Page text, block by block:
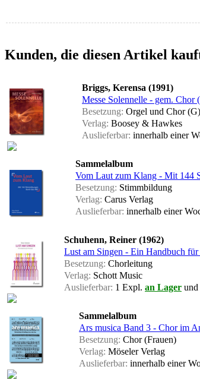
Kunden, die diesen Artikel
Briggs, Kerensa (1991)
Messe Solennelle - gem.
Besetzung: Orgel und Chor (G)
Verlag: Boosey & Hawkes
Auslieferbar: innerhalb einer
Sammelalbum
Vom Laut zum Klang - Mit 144
Besetzung: Stimmbildung
Verlag: Carus Verlag
Auslieferbar: innerhalb einer
Schuhenn, Reiner (1962)
Lust am Singen - Ein Handbuch
Besetzung: Chorleitung
Verlag: Schott Music
Auslieferbar: 1 Expl. an Lager
Sammelalbum
Ars musica Band 3 - Chor im
Besetzung: Chor (Frauen)
Verlag: Möseler Verlag
Auslieferbar: innerhalb einer